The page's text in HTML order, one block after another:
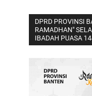
DPRD PROVINSI
RAMADHAN"
IBADAH PUASA